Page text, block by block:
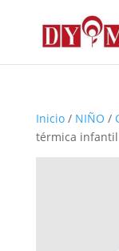
Inicio/ NIÑO /
térmica infantil